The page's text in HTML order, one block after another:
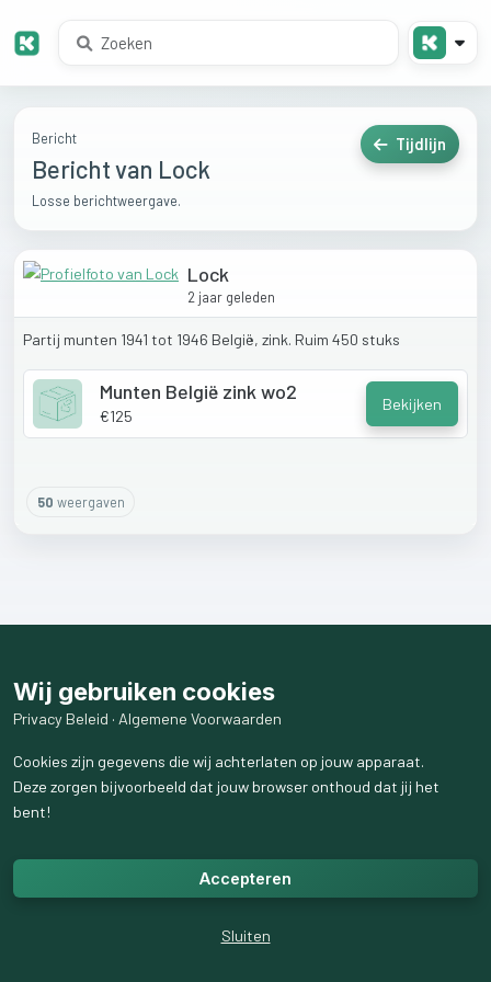
Bericht
Bericht van Lock
Losse berichtweergave.
Tijdlijn
Lock
2 jaar geleden
Partij munten 1941 tot 1946 België, zink. Ruim 450 stuks
Munten België zink wo2
€125
Bekijken
50 weergaven
Wij gebruiken cookies
Privacy Beleid · Algemene Voorwaarden
Cookies zijn gegevens die wij achterlaten op jouw apparaat.
Deze zorgen bijvoorbeeld dat jouw browser onthoud dat jij het
bent!
Accepteren
Sluiten